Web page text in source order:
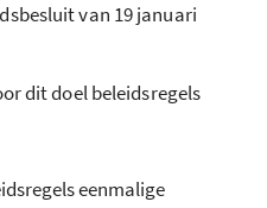
van 19 januari
dit doel beleidsregels
eenmalige